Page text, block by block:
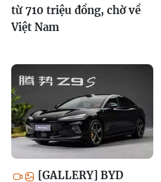
từ 710 triệu đồng, chờ về
Việt Nam
[GALLERY] BYD